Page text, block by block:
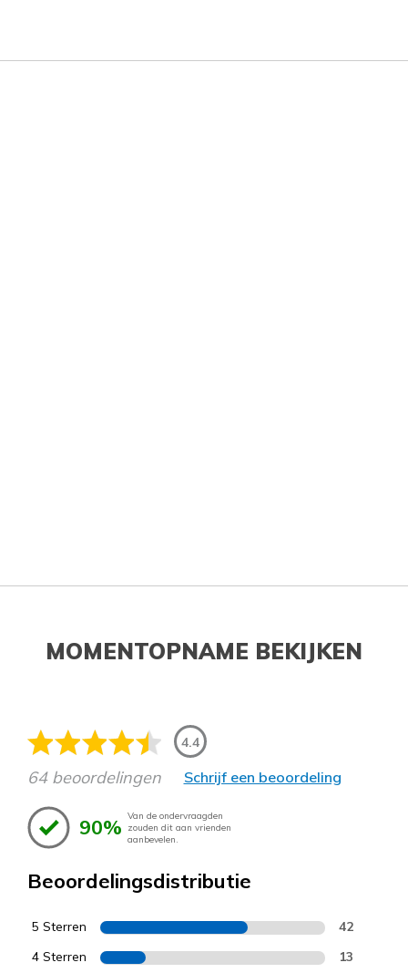
MOMENTOPNAME BEKIJKEN
4.4
64 beoordelingen Schrijf een beoordeling
90% Van de ondervraagden
zouden dit aan vrienden
aanbevelen.
Beoordelingsdistributie
5 Sterren 42
4 Sterren 13